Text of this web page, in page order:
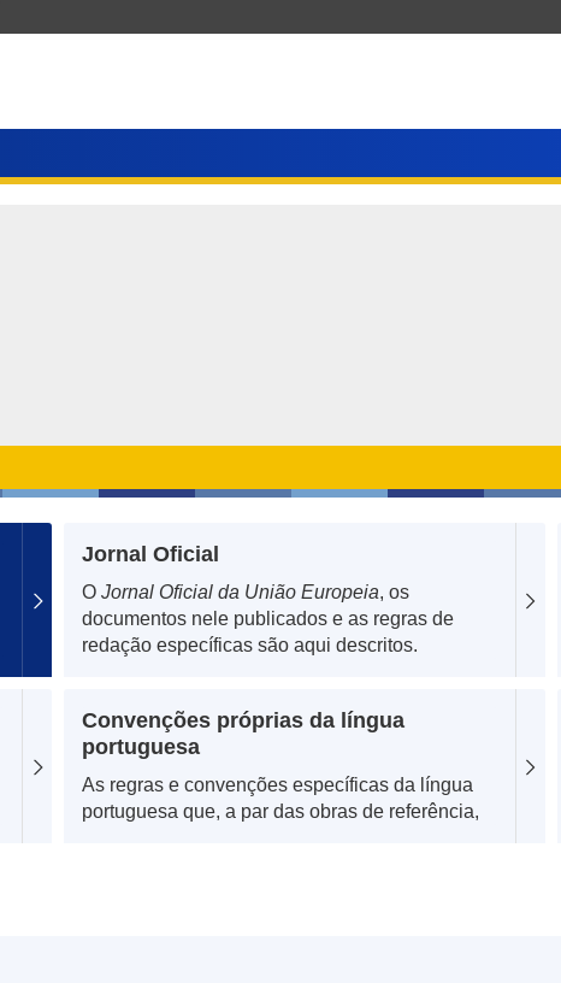
Jornal Oficial
O Jornal Oficial da União Europeia, os
documentos nele publicados e as regras de
redação específicas são aqui descritos.
Convenções próprias da língua
portuguesa
As regras e convenções específicas da língua
portuguesa que, a par das obras de referência,